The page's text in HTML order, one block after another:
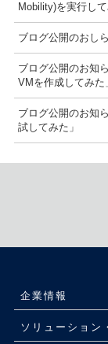
Mobility)を実行して
ブログ公開のおし
ブログ公開のお知
VMを作成してみた
ブログ公開のお知
試してみた」
企業情報
ソリューション